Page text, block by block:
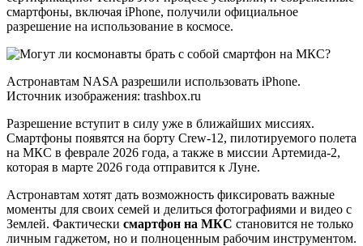
смартфоны, включая iPhone, получили официальное
разрешение на использование в космосе.
Астронавтам NASA разрешили использовать iPhone.
Источник изображения: trashbox.ru
Разрешение вступит в силу уже в ближайших миссиях.
Смартфоны появятся на борту Crew-12, пилотируемого полета
на МКС в феврале 2026 года, а также в миссии Артемида-2,
которая в марте 2026 года отправится к Луне.
Астронавтам хотят дать возможность фиксировать важные
моменты для своих семей и делиться фотографиями и видео с
Землей. Фактически смартфон на МКС становится не только
личным гаджетом, но и полноценным рабочим инструментом.